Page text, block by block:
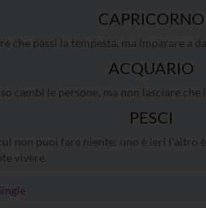
CAPRICORNO
che passi la tempesta, ma imparare a
ACQUARIO
cambi le persone, ma non lasciare
PESCI
non puoi fare niente: uno è ieri l’altro
vivere.